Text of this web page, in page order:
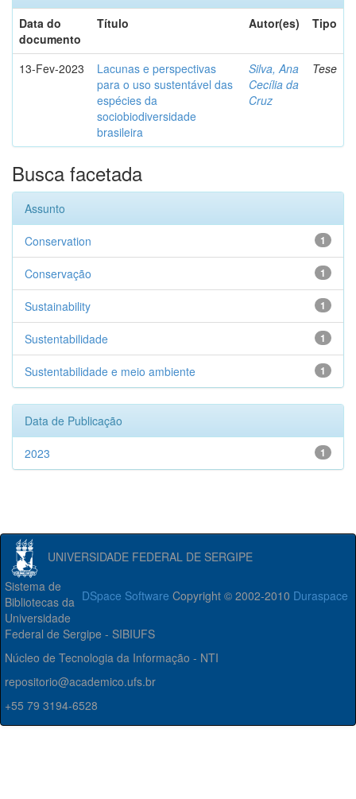
Data do
documento
Título Autor(es) Tipo
13-Fev-2023
Lacunas e perspectivas
para o uso sustentável das
espécies da
sociobiodiversidade
brasileira
Silva, Ana
Cecília da
Cruz
Tese
Busca facetada
Assunto
1
Conservation
1
Conservação
1
Sustainability
1
Sustentabilidade
1
Sustentabilidade e meio ambiente
Data de Publicação
1
2023
UNIVERSIDADE FEDERAL DE SERGIPE
DSpace Software Copyright © 2002-2010 Duraspace
Sistema de
Bibliotecas da
Universidade
Federal de Sergipe - SIBIUFS
Núcleo de Tecnologia da Informação - NTI
repositorio@academico.ufs.br
+55 79 3194-6528